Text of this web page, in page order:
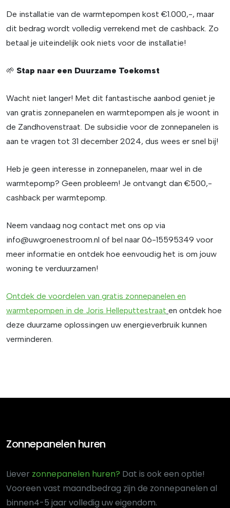
De installatie van de warmtepompen kost €1.000,-, maar
dit bedrag wordt volledig verrekend met de cashback. Zo
betaal je uiteindelijk ook niets voor de installatie!
🌱 Stap naar een Duurzame Toekomst
Wacht niet langer! Met dit fantastische aanbod geniet je
van gratis zonnepanelen en warmtepompen als je woont in
de Zandhovenstraat. De subsidie voor de zonnepanelen is
aan te vragen tot 31 december 2024, dus wees er snel bij!
Heb je geen interesse in zonnepanelen, maar wel in de
warmtepomp? Geen probleem! Je ontvangt dan €500,-
cashback per warmtepomp.
Neem vandaag nog contact met ons op via
info@uwgroenestroom.nl of bel naar 06-15595349 voor
meer informatie en ontdek hoe eenvoudig het is om jouw
woning te verduurzamen!
Ontdek de voordelen van gratis zonnepanelen en
warmtepompen in de Joris Helleputtestraat en ontdek hoe
deze duurzame oplossingen uw energieverbruik kunnen
verminderen.
Zonnepanelen huren
Liever zonnepanelen huren? Dat is ook een optie!
Vooreen vast maandbedrag zijn de zonnepanelen al
binnen4-5 jaar volledig uw eigendom.